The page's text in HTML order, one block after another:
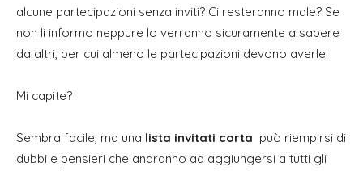
alcune partecipazioni senza inviti? Ci resteranno male? Se
non li informo neppure lo verranno sicuramente a sapere
da altri, per cui almeno le partecipazioni devono averle!
Mi capite?
Sembra facile, ma una lista invitati corta può riempirsi di
dubbi e pensieri che andranno ad aggiungersi a tutti gli